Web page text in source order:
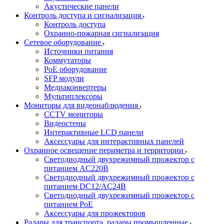
Акустические панели
Контроль доступа и сигнализация
Контроль доступа
Охранно-пожарная сигнализация
Сетевое оборудование
Источники питания
Коммутаторы
PoE оборудование
SFP модули
Медиаконвертеры
Мультиплексоры
Мониторы для видеонаблюдения
CCTV мониторы
Видеостены
Интерактивные LCD панели
Аксессуары для интерактивных панелей
Охранное освещение периметра и территории
Светодиодный двухрежимный прожектор с
питанием AC220В
Светодиодный двухрежимный прожектор с
питанием DC12/AC24В
Светодиодный двухрежимный прожектор с
питанием PoE
Аксессуары для прожекторов
Радары для транспорта, радары промышленные